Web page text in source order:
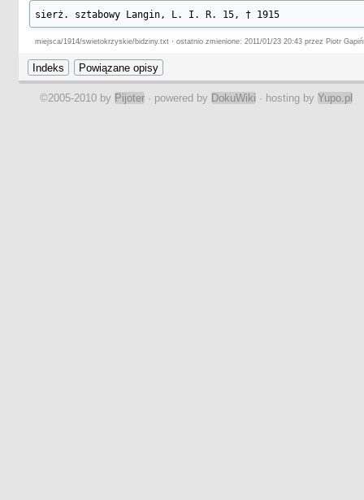
sierż. sztabowy Langin, L. I. R. 15, † 1915
miejsca/1914/swietokrzyskie/bidziny.txt · ostatnio zmienione: 2011/01/23 20:43 przez Piotr
©2005-2010 by Pijoter · powered by DokuWiki · hosting by Yupo.pl